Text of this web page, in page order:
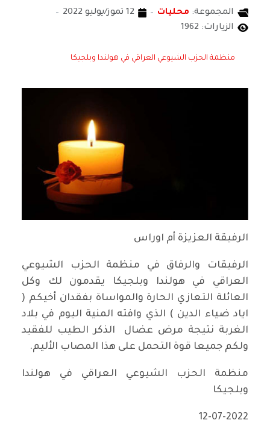
المجموعة: محليات
12 تموز/يوليو 2022
الزيارات: 1962
منظمة الحزب الشيوعي العراقي في هولندا وبلجيكا
الرفيقة العزيزة أم اوراس
الرفيقات والرفاق في منظمة الحزب الشيوعي
العراقي في هولندا وبلجيكا يقدمون لك وكل
العائلة التعازي الحارة والمواساة بفقدان أخيكم (
اياد ضياء الدين ) الذي وافته المنية اليوم في بلاد
الغربة نتيجة مرض عضال الذكر الطيب للفقيد
ولكم جميعا قوة التحمل على هذا المصاب الأليم.
منظمة الحزب الشيوعي العراقي في هولندا
وبلجيكا
12-07-2022